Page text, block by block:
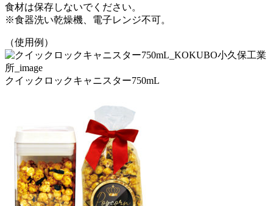
食材は保存しないでください。
※食器洗い乾燥機、電子レンジ不可。
（使用例）
クイックロックキャニスター750mL